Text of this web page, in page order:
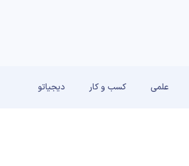
علمی کسب و کار دیجیاتو